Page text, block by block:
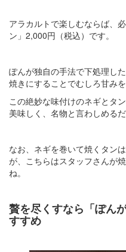
アラカルトで楽しむならば、
ン」2,000円（税込）です。
ぽんが独自の手法で下処理し
焼きにすることでむしろ甘みを
この絶妙な味付けのネギとタ
美味しく、名物と言わしめるだ
なお、ネギを巻いて焼くタン
が、こちらはスタッフさんが
ね。
贅を尽くすなら「ぽん
すすめ